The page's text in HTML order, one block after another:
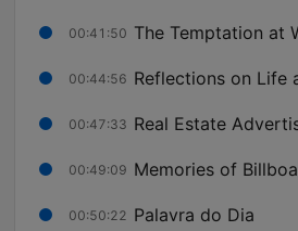
00:41:50 The Temptation at
00:44:56 Reflections on Life
00:47:33 Real Estate
00:49:09 Memories of
00:50:22 Palavra do Dia